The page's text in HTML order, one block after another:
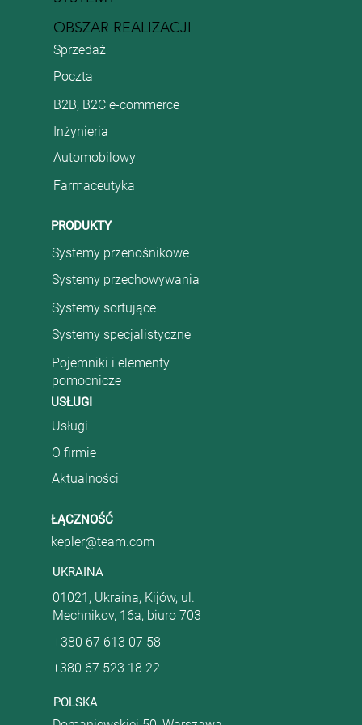
OBSZAR REALIZACJI
Sprzedaż
Poczta
B2B, B2C e-commerce
Inżynieria
Automobilowy
Farmaceutyka
Systemy przenośnikowe
Systemy przechowywania
Systemy sortujące
Systemy specjalistyczne
Pojemniki i elementy
pomocnicze
PRODUKTY
Usługi
O firmie
Aktualności
USŁUGI
ŁĄCZNOŚĆ
POLSKA
kepler@team.com
+380 67 613 07 58
01021, Ukraina, Kijów, ul.
Mechnikov, 16a, biuro 703
+380 67 523 18 22
UKRAINA